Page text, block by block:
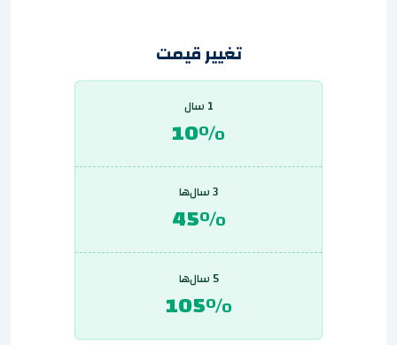
تغییر قیمت
1 سال
10%
3 سال‌ها
45%
5 سال‌ها
105%